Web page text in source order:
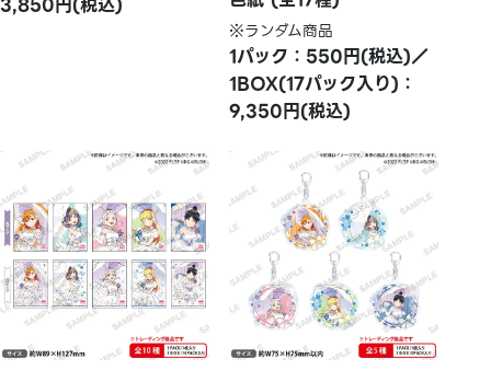
※ランダム商品
1パック：550円(税込)／
1BOX(17パック入り)：
9,350円(税込)